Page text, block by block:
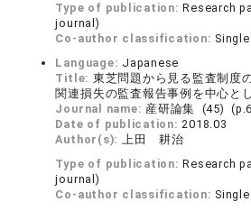
Type of publication:Research
journal)
Co-author classification:
Language: Japanese
Title: 東芝問題から見る監査制度
関連損失の監査報告事例を中心と
Journal name: 産研論集 (45)
Date of publication:2018.03
Author(s): 上田 耕治
Type of publication:Research
journal)
Co-author classification: